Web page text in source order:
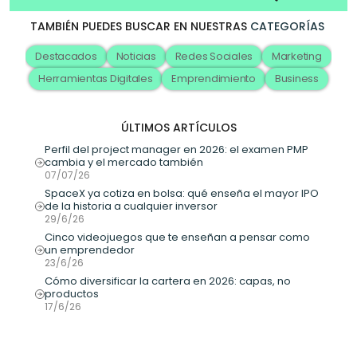
TAMBIÉN PUEDES BUSCAR EN NUESTRAS CATEGORÍAS
Destacados Noticias Redes Sociales
Marketing
Herramientas Digitales
Emprendimiento Business
ÚLTIMOS ARTÍCULOS
Perfil del project manager en 2026: el examen PMP
cambia y el mercado también
07/07/26
SpaceX ya cotiza en bolsa: qué enseña el mayor IPO
de la historia a cualquier inversor
29/6/26
Cinco videojuegos que te enseñan a pensar como
un emprendedor
23/6/26
Cómo diversificar la cartera en 2026: capas, no
productos
17/6/26